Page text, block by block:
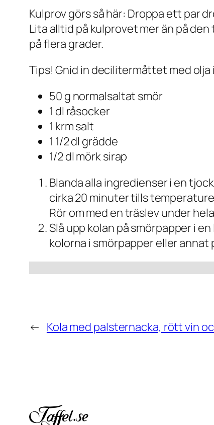
Kulprov görs så här: Droppa ett par
Lita alltid på kulprovet mer än på
på flera grader.
Tips! Gnid in decilitermåttet med
50 g normalsaltat smör
1 dl råsocker
1 krm salt
1 1/2 dl grädde
1/2 dl mörk sirap
Blanda alla ingredienser i en
cirka 20 minuter tills
Rör om med en träslev under
Slå upp kolan på smörpapper i
kolorna i smörpapper eller annat
← Kola med palsternacka, rött vin